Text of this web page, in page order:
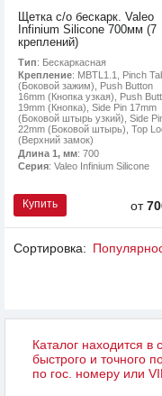
Щетка с/о бескарк. Valeo
Infinium Silicone 700мм (7
креплений)
Тип: Бескаркасная
Крепление: MBTL1.1, Pinch
(Боковой зажим), Push Button
16mm (Кнопка узкая), Push
19mm (Кнопка), Side Pin 17mm
(Боковой штырь узкий), Side
22mm (Боковой штырь), Top
(Верхний замок)
Длина 1, мм: 700
Серия: Valeo Infinium Silicone
Купить от
Сортировка:
Каталог находится в
быстрого и точного
по гос. номеру или